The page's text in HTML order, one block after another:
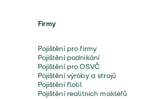
Firmy
Pojištění pro firmy
Pojištění podnikání
Pojištění pro OSVČ
Pojištění výroby a strojů
Pojištění flotil
Pojištění realitních makléřů